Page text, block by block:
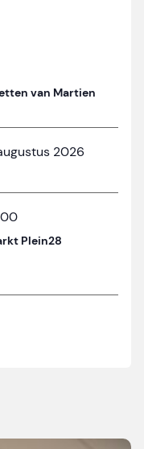
van Martien
2026
Plein28